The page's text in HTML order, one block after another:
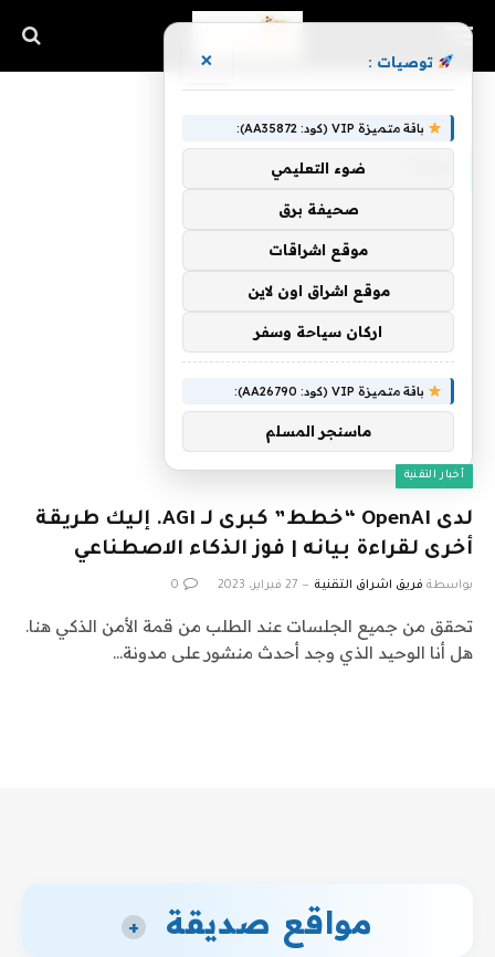
أخبار التقنية
لدى OpenAI “خطط” كبرى لـ AGI. إليك طريقة
أخرى لقراءة بيانه | فوز الذكاء الاصطناعي
بواسطة فريق اشراق التقنية 27 فبراير، 2023 0
تحقق من جميع الجلسات عند الطلب من قمة الأمن الذكي هنا.
هل أنا الوحيد الذي وجد أحدث منشور على مدونة…
مواقع صديقة +
توصيات : ×
باقة متميزة VIP (كود: AA35872):
ضوء التعليمي
صحيفة برق
موقع اشراقات
موقع اشراق اون لاين
اركان سياحة وسفر
باقة متميزة VIP (كود: AA26790):
ماسنجر المسلم